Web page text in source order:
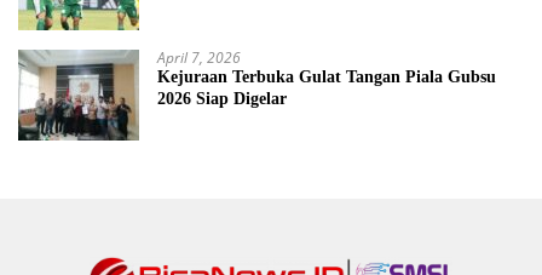
April 7, 2026
Kejuraan Terbuka Gulat Tangan Piala Gubsu
2026 Siap Digelar